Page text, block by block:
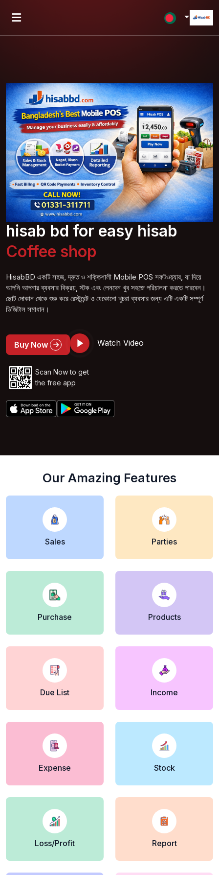
hisab bd for easy hisab
Coffee shop
HisabBD একটি সহজ, দ্রুত ও শক্তিশালী Mobile POS সফটওয়্যার, যা দিয়ে
আপনি আপনার ব্যবসার বিক্রয়, স্টক এবং লেনদেন খুব সহজে পরিচালনা করতে পারবেন।
ছোট দোকান থেকে শুরু করে রেস্টুরেন্ট ও যেকোনো খুচরা ব্যবসার জন্য এটি একটি সম্পূর্ণ
ডিজিটাল সমাধান।
Buy Now Watch Video
Scan Now to get
the free app
Our Amazing Features
Sales Parties
Purchase Products
Due List Income
Expense Stock
Loss/Profit Report